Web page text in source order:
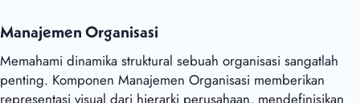
Manajemen Organisasi
Memahami dinamika struktural sebuah organisasi sangatlah
penting. Komponen Manajemen Organisasi memberikan
representasi visual dari hierarki perusahaan, mendefinisikan